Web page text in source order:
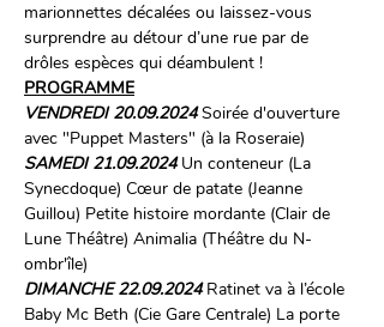
marionnettes décalées ou laissez-vous
surprendre au détour d’une rue par de
drôles espèces qui déambulent !
PROGRAMME
VENDREDI 20.09.2024 Soirée d'ouverture
avec "Puppet Masters" (à la Roseraie)
SAMEDI 21.09.2024 Un conteneur (La
Synecdoque) Cœur de patate (Jeanne
Guillou) Petite histoire mordante (Clair de
Lune Théâtre) Animalia (Théâtre du N-
ombr'île)
DIMANCHE 22.09.2024 Ratinet va à l’école
Baby Mc Beth (Cie Gare Centrale) La porte